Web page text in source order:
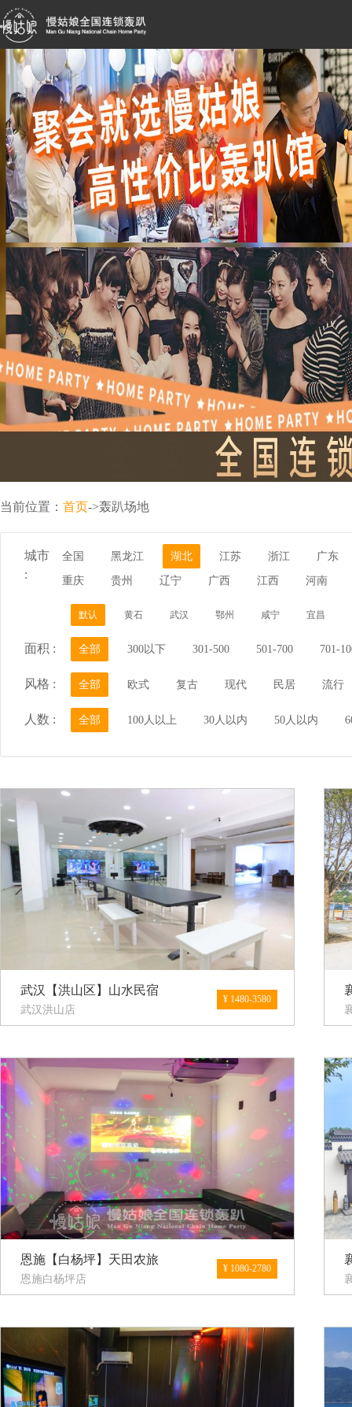
当前位置： 首页->轰趴场地
城市
:
全国 黑龙江 湖北 江苏 浙江 广东
重庆 贵州 辽宁 广西 江西 河南
默认 黄石 武汉 鄂州 咸宁 宜昌
面积 : 全部 300以下 301-500 501-700 701-
风格 : 全部 欧式 复古 现代 民居 流行
人数 : 全部 100人以上 30人以内 50人以内
武汉【洪山区】山水民宿
武汉洪山店
¥ 1480-3580
恩施【白杨坪】天田农旅
恩施白杨坪店
¥ 1080-2780